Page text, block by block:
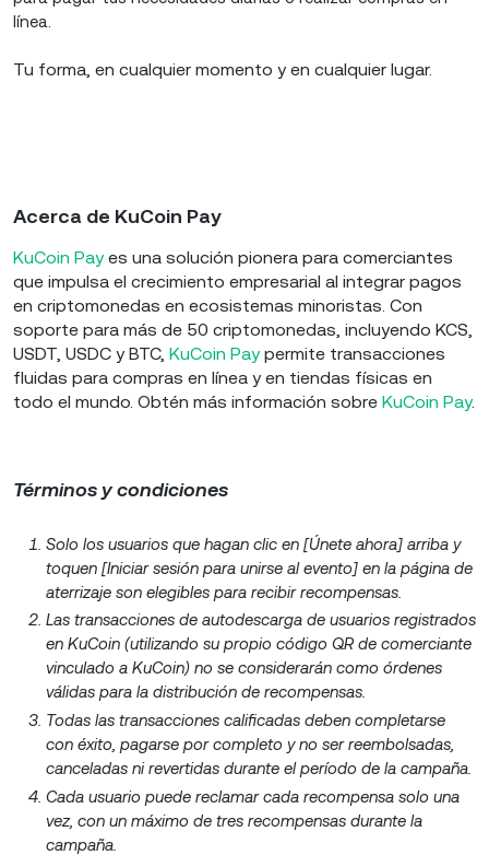
línea.
Tu forma, en cualquier momento y en cualquier lugar.
Acerca de KuCoin Pay
KuCoin Payes una solución pionera para comerciantes
que impulsa el crecimiento empresarial al integrar pagos
en criptomonedas en ecosistemas minoristas. Con
soporte para más de 50 criptomonedas, incluyendo KCS,
USDT, USDC y BTC, KuCoin Paypermite transacciones
fluidas para compras en línea y en tiendas físicas en
todo el mundo. Obtén más información sobre KuCoin Pay.
Términos y condiciones
Solo los usuarios que hagan clic en [Únete ahora] arriba y
toquen [Iniciar sesión para unirse al evento] en la página de
aterrizaje son elegibles para recibir recompensas.
Las transacciones de autodescarga de usuarios registrados
en KuCoin (utilizando su propio código QR de comerciante
vinculado a KuCoin) no se considerarán como órdenes
válidas para la distribución de recompensas.
Todas las transacciones calificadas deben completarse
con éxito, pagarse por completo y no ser reembolsadas,
canceladas ni revertidas durante el período de la campaña.
Cada usuario puede reclamar cada recompensa solo una
vez, con un máximo de tres recompensas durante la
campaña.